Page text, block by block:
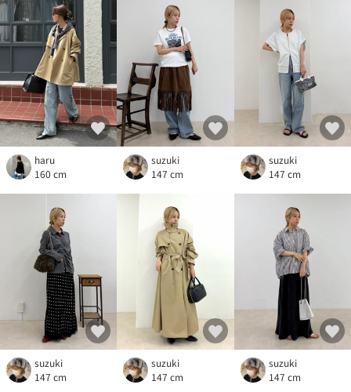
haru
160 cm
suzuki
147 cm
suzuki
147 cm
suzuki
147 cm
suzuki
147 cm
suzuki
147 cm